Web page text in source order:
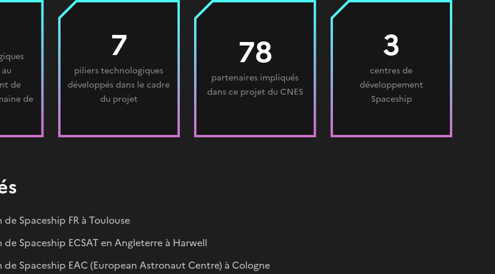
de
de
7
piliers technologiques
développés dans le cadre
du projet
78
partenaires impliqués
dans ce projet du CNES
3
centres de
développement
Spaceship
Spaceship FR à Toulouse
de Spaceship ECSAT en Angleterre à Harwell
de Spaceship EAC (European Astronaut Centre) à Cologne